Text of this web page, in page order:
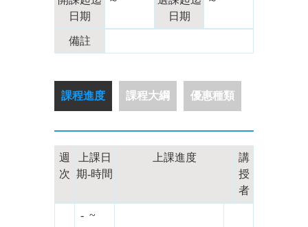
日期
日期
備註
課程進度 課程大綱 優惠種類
週
次
上課日
期-時間
上課進度
講
授
者
- ~